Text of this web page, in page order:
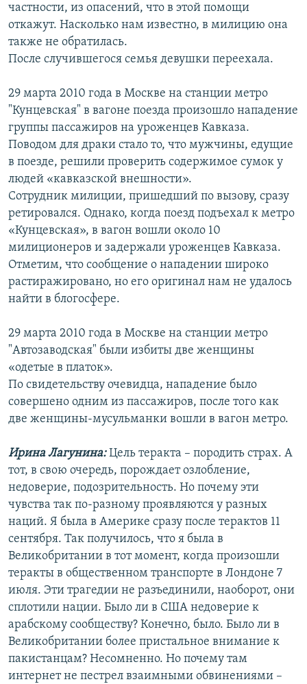
частности, из опасений, что в этой помощи
откажут. Насколько нам известно, в милицию она
также не обратилась.
После случившегося семья девушки переехала.
29 марта 2010 года в Москве на станции метро
"Кунцевская" в вагоне поезда произошло нападение
группы пассажиров на уроженцев Кавказа.
Поводом для драки стало то, что мужчины, едущие
в поезде, решили проверить содержимое сумок у
людей «кавказской внешности».
Сотрудник милиции, пришедший по вызову, сразу
ретировался. Однако, когда поезд подъехал к метро
«Кунцевская», в вагон вошли около 10
милиционеров и задержали уроженцев Кавказа.
Отметим, что сообщение о нападении широко
растиражировано, но его оригинал нам не удалось
найти в блогосфере.
29 марта 2010 года в Москве на станции метро
"Автозаводская" были избиты две женщины
«одетые в платок».
По свидетельству очевидца, нападение было
совершено одним из пассажиров, после того как
две женщины-мусульманки вошли в вагон метро.
Ирина Лагунина:Цель теракта – породить страх. А
тот, в свою очередь, порождает озлобление,
недоверие, подозрительность. Но почему эти
чувства так по-разному проявляются у разных
наций. Я была в Америке сразу после терактов 11
сентября. Так получилось, что я была в
Великобритании в тот момент, когда произошли
теракты в общественном транспорте в Лондоне 7
июля. Эти трагедии не разъединили, наоборот, они
сплотили нации. Было ли в США недоверие к
арабскому сообществу? Конечно, было. Было ли в
Великобритании более пристальное внимание к
пакистанцам? Несомненно. Но почему там
интернет не пестрел взаимными обвинениями –